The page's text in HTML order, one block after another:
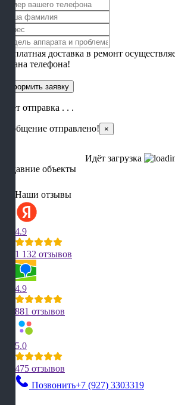
Бесплатная доставка в ремонт
экрана телефона!
Идет отправка . . .
Сообщение отправлено! ×
Идёт загрузка
Недавние объекты
Наши отзывы
4.9
1 132 отзывов
4.9
881 отзывов
5.0
475 отзывов
Позвонить+7 (927) 3303319